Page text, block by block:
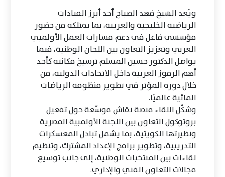
ويُعد الشيخ فهد الصباح أحد أبرز القيادات
الرياضية الخليجية والعربية، بما يمتلكه من حضور
مؤسسي فاعل في دعم مسارات العمل الأولمبي
العربي وتعزيز التعاون بين اللجان الوطنية، فيما
يواصل الدكتور حسين المسلم ترسيخ مكانته كأحد
أهم الرموز العربية داخل الاتحادات الدولية، من
خلال دوره المؤثر في تطوير منظومة الرياضات
المائية عالميًا.
وشكّل اللقاء منصة نقاش موسّعة حول تفعيل
بروتوكول التعاون بين اللجنة الأولمبية المصرية
ونظيرتها الكويتية، بما يشمل تبادل المعسكرات
التدريبية، وتطوير برامج الإعداد المشترك، وتنظيم
لقاءات بين المنتخبات الوطنية، إلى جانب توسيع
مجالات التعاون الفني والإداري.